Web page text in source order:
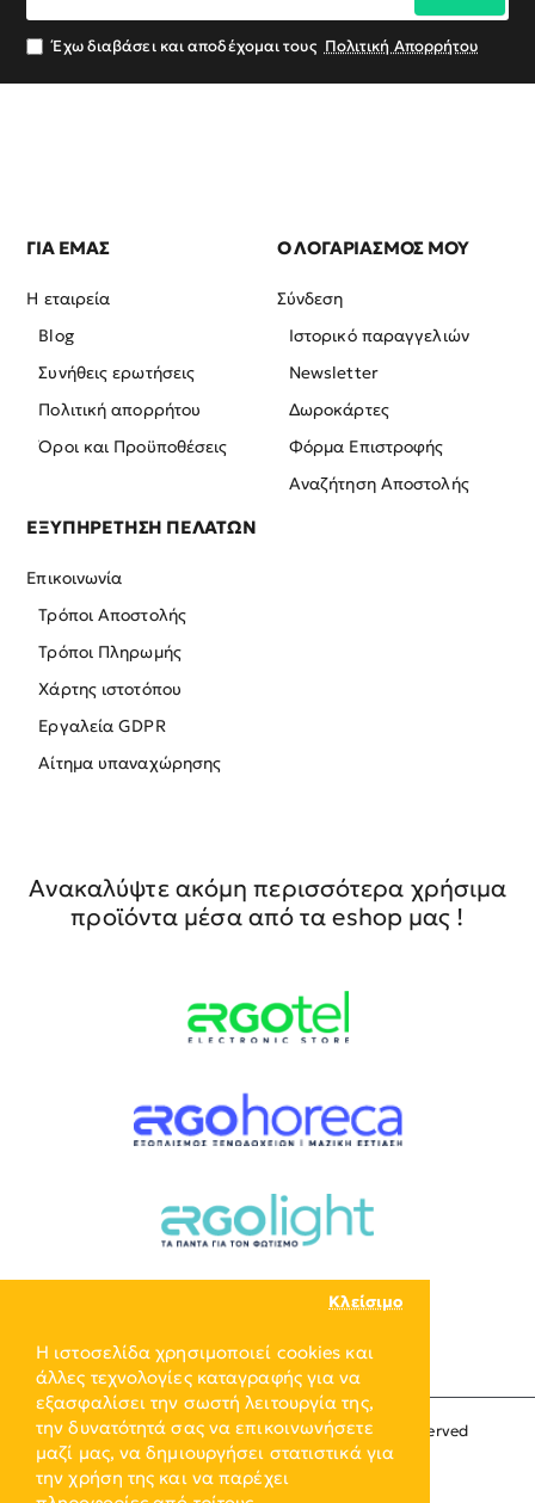
Η ιστοσελίδα χρησιμοποιεί cookies και
άλλες τεχνολογίες καταγραφής για να
εξασφαλίσει την σωστή λειτουργία της,
την δυνατότητά σας να επικοινωνήσετε
μαζί μας, να δημιουργήσει στατιστικά για
την χρήση της και να παρέχει
Κλείσιμο
σας
Έχω διαβάσει και αποδέχομαι τους Πολιτική Απορρήτου
ΓΙΑ ΕΜΑΣ
Η εταιρεία
Blog
Συνήθεις ερωτήσεις
Πολιτική απορρήτου
Όροι και Προϋποθέσεις
Ο ΛΟΓΑΡΙΑΣΜΟΣ ΜΟΥ
Σύνδεση
Ιστορικό παραγγελιών
Newsletter
Δωροκάρτες
Φόρμα Επιστροφής
Αναζήτηση Αποστολής
ΕΞΥΠΗΡΕΤΗΣΗ ΠΕΛΑΤΩΝ
Επικοινωνία
Τρόποι Αποστολής
Τρόποι Πληρωμής
Χάρτης ιστοτόπου
Εργαλεία GDPR
Αίτημα υπαναχώρησης
Ανακαλύψτε ακόμη περισσότερα χρήσιμα
προϊόντα μέσα από τα eshop μας !
Copyright © 2024, ERGO-GROUP, All Rights Reserved